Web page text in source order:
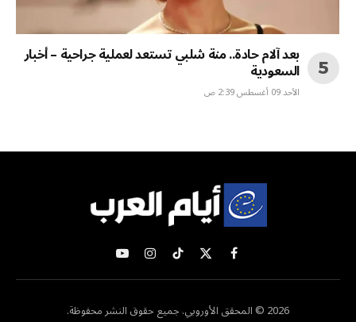
بعد آلام حادة.. منة شلبي تستعد لعملية جراحية – أخبار
السعودية
الأحد 09 أغسطس 2:39 ص
فيسبوك
X
(Twitter)
تيكتوكالانستغراميوتيوب
2026 © المحقق الأوروبي. جميع حقوق النشر محفوظة.